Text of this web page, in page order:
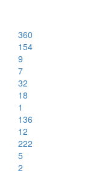
360
154
9
7
32
18
1
136
12
222
5
2